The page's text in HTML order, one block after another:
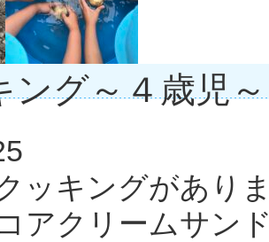
ング～４歳児～
ッキングがあり
アクリームサン